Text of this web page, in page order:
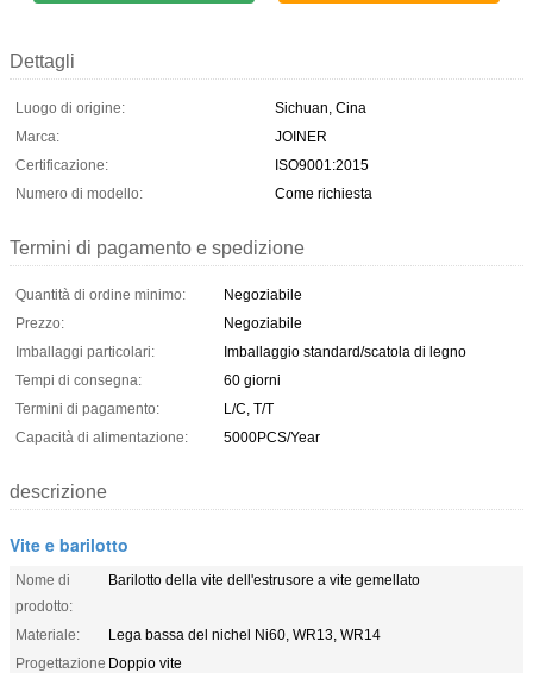
Dettagli
Luogo di origine:
Sichuan, Cina
Marca:
JOINER
Certificazione:
ISO9001:2015
Numero di modello:
Come richiesta
Termini di pagamento e spedizione
Quantità di ordine minimo:
Negoziabile
Prezzo:
Negoziabile
Imballaggi particolari:
Imballaggio standard/scatola di legno
Tempi di consegna:
60 giorni
Termini di pagamento:
L/C, T/T
Capacità di alimentazione:
5000PCS/Year
descrizione
Vite e barilotto
Nome di
prodotto:
Barilotto della vite dell'estrusore a vite gemellato
Materiale:
Lega bassa del nichel Ni60, WR13, WR14
Progettazione Doppio vite